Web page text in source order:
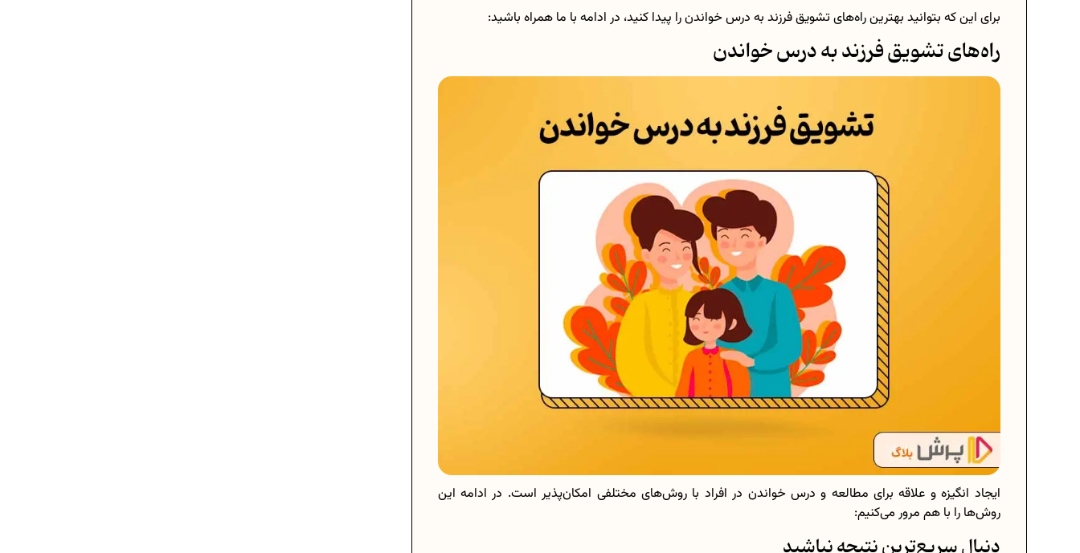
برای این که بتوانید بهترین راه‌های تشویق فرزند به درس خواندن را پیدا کنید، در ادامه با ما همراه باشید:
راه‌های تشویق فرزند به درس خواندن
ایجاد انگیزه و علاقه برای مطالعه و درس خواندن در افراد با روش‌های مختلفی امکان‌پذیر است. در ادامه این
روش‌ها را با هم مرور می‌کنیم: